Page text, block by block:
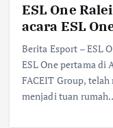
ESL One
acara ESL
Berita Esport – ESL
ESL One pertama di
FACEIT Group,
menjadi tuan